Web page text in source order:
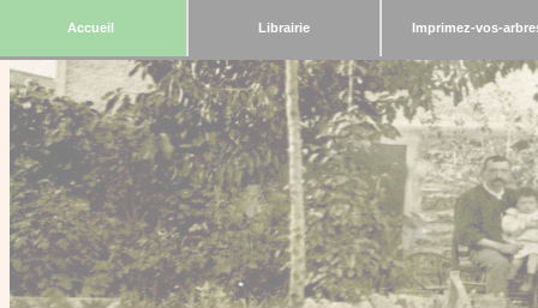
Accueil Librairie Imprimez-vos-